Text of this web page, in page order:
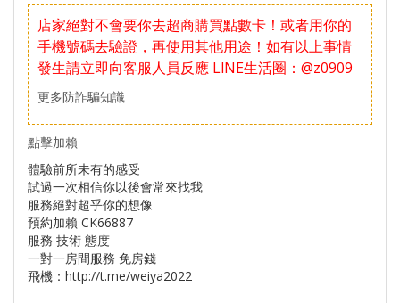
店家絕對不會要你去超商購買點數卡！或者用你的
手機號碼去驗證，再使用其他用途！如有以上事情
發生請立即向客服人員反應 LlNE生活圈：@z0909
更多防詐騙知識
點擊加賴
體驗前所未有的感受
試過一次相信你以後會常來找我
服務絕對超乎你的想像
預約加賴 CK66887
服務 技術 態度
一對一房間服務 免房錢
飛機：http://t.me/weiya2022